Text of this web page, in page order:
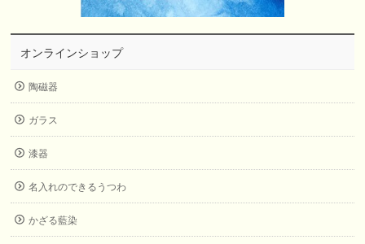
オンラインショップ
陶磁器
ガラス
漆器
名入れのできるうつわ
かざる藍染